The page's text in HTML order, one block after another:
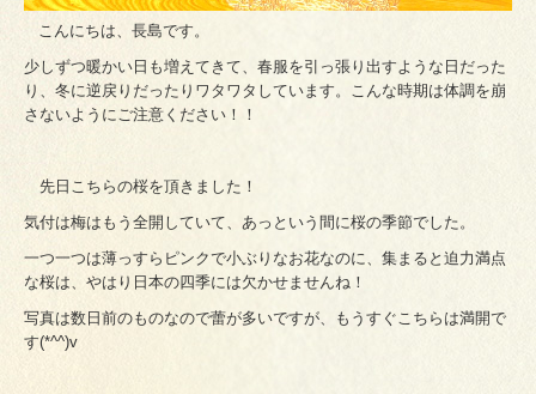
こんにちは、長島です。
少しずつ暖かい日も増えてきて、春服を引っ張り出すような日だった
り、冬に逆戻りだったりワタワタしています。こんな時期は体調を崩
さないようにご注意ください！！
先日こちらの桜を頂きました！
気付は梅はもう全開していて、あっという間に桜の季節でした。
一つ一つは薄っすらピンクで小ぶりなお花なのに、集まると迫力満点
な桜は、やはり日本の四季には欠かせませんね！
写真は数日前のものなので蕾が多いですが、もうすぐこちらは満開で
す(*^^)v